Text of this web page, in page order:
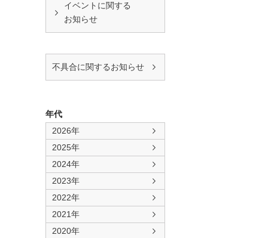
イベントに関する
お知らせ
不具合に関するお知らせ
年代
2026年
2025年
2024年
2023年
2022年
2021年
2020年